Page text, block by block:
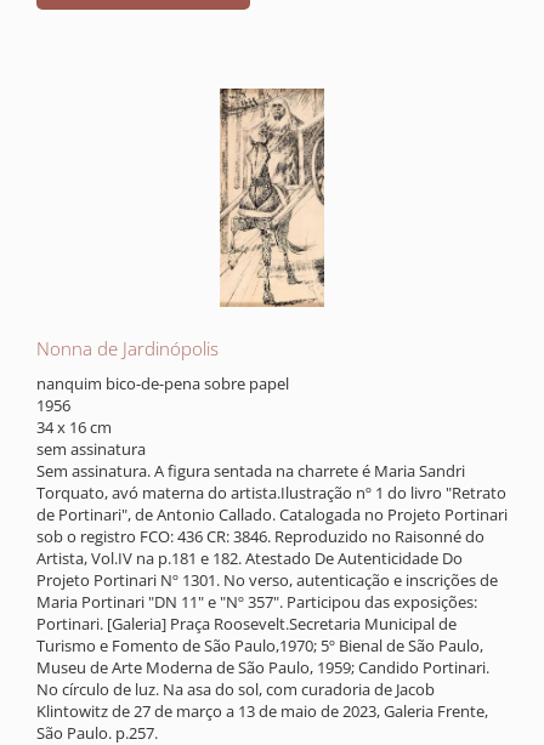
Nonna de Jardinópolis
nanquim bico-de-pena sobre papel
1956
34 x 16 cm
sem assinatura
Sem assinatura. A figura sentada na charrete é Maria Sandri
Torquato, avó materna do artista.Ilustração nº 1 do livro "Retrato
de Portinari", de Antonio Callado. Catalogada no Projeto Portinari
sob o registro FCO: 436 CR: 3846. Reproduzido no Raisonné do
Artista, Vol.IV na p.181 e 182. Atestado De Autenticidade Do
Projeto Portinari Nº 1301. No verso, autenticação e inscrições de
Maria Portinari "DN 11" e "Nº 357". Participou das exposições:
Portinari. [Galeria] Praça Roosevelt.Secretaria Municipal de
Turismo e Fomento de São Paulo,1970; 5º Bienal de São Paulo,
Museu de Arte Moderna de São Paulo, 1959; Candido Portinari.
No círculo de luz. Na asa do sol, com curadoria de Jacob
Klintowitz de 27 de março a 13 de maio de 2023, Galeria Frente,
São Paulo. p.257.